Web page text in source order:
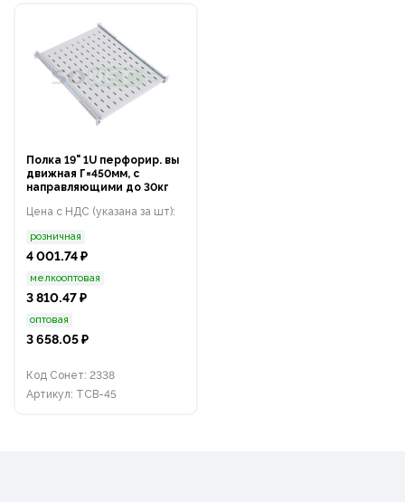
Полка 19" 1U перфорир. вы
движная Г=450мм, с
направляющими до 30кг
Цена с НДС (указана за шт):
розничная
4 001.74 ₽
мелкооптовая
3 810.47 ₽
оптовая
3 658.05 ₽
Код Сонет: 2338
Артикул: ТСВ-45